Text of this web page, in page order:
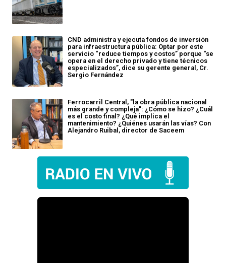
CND administra y ejecuta fondos de inversión
para infraestructura pública: Optar por este
servicio “reduce tiempos y costos” porque “se
opera en el derecho privado y tiene técnicos
especializados”, dice su gerente general, Cr.
Sergio Fernández
Ferrocarril Central, "la obra pública nacional
más grande y compleja": ¿Cómo se hizo? ¿Cuál
es el costo final? ¿Qué implica el
mantenimiento? ¿Quiénes usarán las vías? Con
Alejandro Ruibal, director de Saceem